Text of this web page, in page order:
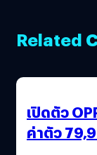
Related
เปิดตัว
ค่าตัว